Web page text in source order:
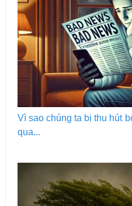
Vì sao chúng ta bị thu hút
qua...